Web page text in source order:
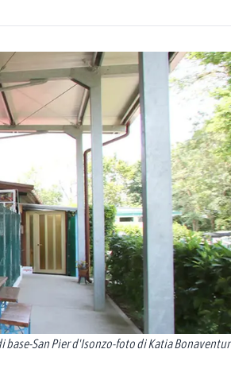
San Pier d'Isonzo-foto di Katia